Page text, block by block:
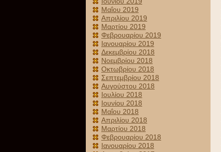
Μαΐου 2019
Απριλίου 2019
Μαρτίου 2019
Φεβρουαρίου 2019
Ιανουαρίου 2019
Δεκεμβρίου 2018
Νοεμβρίου 2018
Οκτωβρίου 2018
Σεπτεμβρίου 2018
Αυγούστου 2018
Ιουλίου 2018
Ιουνίου 2018
Μαΐου 2018
Απριλίου 2018
Μαρτίου 2018
Φεβρουαρίου 2018
Ιανουαρίου 2018